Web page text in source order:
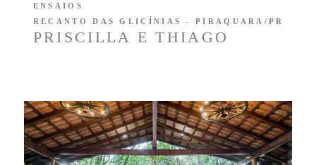
PRISCILLA E THIAGO
ENSAIOS
RECANTO DAS GLICÍNIAS - PIRAQUARA/PR